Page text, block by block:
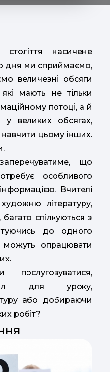
насичене
дня ми сприймаємо,
величезні обсяги
мають не тільки
потоці, а й
у великих обсягах,
цьому інших.
що
особливого
Вчителі
літературу,
спілкуються з
до одного
можуть опрацювати
для уроку,
або добираючи
робіт?